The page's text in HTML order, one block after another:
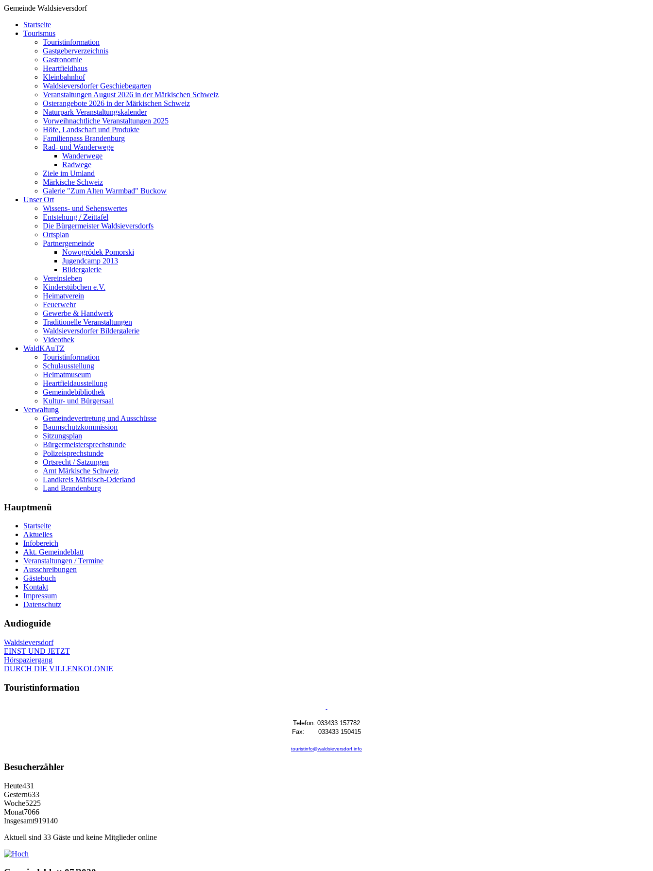
Gemeinde Waldsieversdorf
Startseite
Tourismus
Touristinformation
Gastgeberverzeichnis
Gastronomie
Heartfieldhaus
Kleinbahnhof
Waldsieversdorfer Geschiebegarten
Veranstaltungen August 2026 in der Märkischen Schweiz
Osterangebote 2026 in der Märkischen Schweiz
Naturpark Veranstaltungskalender
Vorweihnachtliche Veranstaltungen 2025
Höfe, Landschaft und Produkte
Familienpass Brandenburg
Rad- und Wanderwege
Wanderwege
Radwege
Ziele im Umland
Märkische Schweiz
Galerie "Zum Alten Warmbad" Buckow
Unser Ort
Wissens- und Sehenswertes
Entstehung / Zeittafel
Die Bürgermeister Waldsieversdorfs
Ortsplan
Partnergemeinde
Nowogródek Pomorski
Jugendcamp 2013
Bildergalerie
Vereinsleben
Kinderstübchen e.V.
Heimatverein
Feuerwehr
Gewerbe & Handwerk
Traditionelle Veranstaltungen
Waldsieversdorfer Bildergalerie
Videothek
WaldKAuTZ
Touristinformation
Schulausstellung
Heimatmuseum
Heartfieldausstellung
Gemeindebibliothek
Kultur- und Bürgersaal
Verwaltung
Gemeindevertretung und Ausschüsse
Baumschutzkommission
Sitzungsplan
Bürgermeistersprechstunde
Polizeisprechstunde
Ortsrecht / Satzungen
Amt Märkische Schweiz
Landkreis Märkisch-Oderland
Land Brandenburg
Hauptmenü
Startseite
Aktuelles
Infobereich
Akt. Gemeindeblatt
Veranstaltungen / Termine
Ausschreibungen
Gästebuch
Kontakt
Impressum
Datenschutz
Audioguide
Waldsieversdorf
EINST UND JETZT
Hörspaziergang
DURCH DIE VILLENKOLONIE
Touristinformation
Telefon: 033433 157782
Fax: 033433 150415
touristinfo@waldsieversdorf.info
Besucherzähler
Heute431
Gestern633
Woche5225
Monat7066
Insgesamt919140
Aktuell sind 33 Gäste und keine Mitglieder online